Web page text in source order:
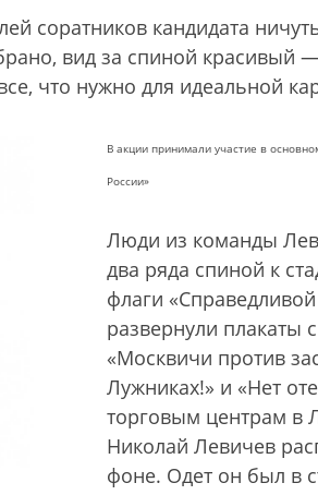
соратников кандидата
вид за спиной красивый
что нужно для идеальной
В акции принимали участие в
России»
Люди из команды
два ряда спиной к
флаги
развернули плакаты
«Москвичи против
Лужниках!» и «Нет
торговым центрам в
Николай Левичев
фоне. Одет он был в